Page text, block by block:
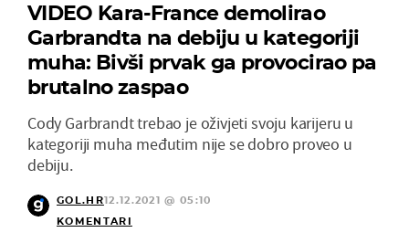
VIDEO Kara-France demolirao
Garbrandta na debiju u kategoriji
muha: Bivši prvak ga provocirao pa
brutalno zaspao
Cody Garbrandt trebao je oživjeti svoju karijeru u
kategoriji muha međutim nije se dobro proveo u
debiju.
GOL.HR12.12.2021 @ 05:10
KOMENTARI